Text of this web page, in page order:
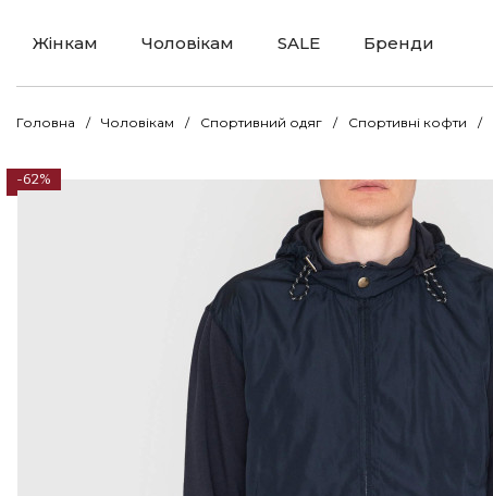
Жінкам Чоловікам SALE Бренди
Головна Чоловікам Спортивний одяг Спортивні кофти
-62%